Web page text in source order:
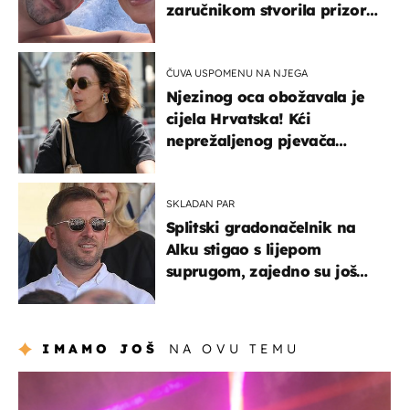
zaručnikom stvorila prizor
ČUVA USPOMENU NA NJEGA
Njezinog oca obožavala je
cijela Hrvatska! Kći
neprežaljenog pjevača
SKLADAN PAR
Splitski gradonačelnik na
Alku stigao s lijepom
suprugom, zajedno su još
IMAMO JOŠ NA OVU TEMU